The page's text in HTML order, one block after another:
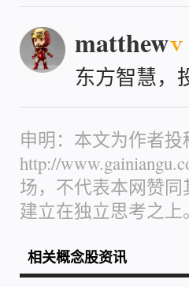
matthew
东方智慧，
申明：本文为作者
http://
场，不代表本网赞
建立在独立思考之上。
相关概念股资讯